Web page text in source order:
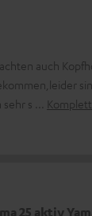
auch
sehr s
25 aktiv